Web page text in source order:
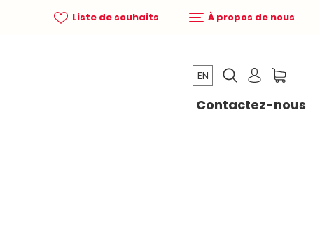
Liste de souhaits À propos de nous
EN
Contactez-nous